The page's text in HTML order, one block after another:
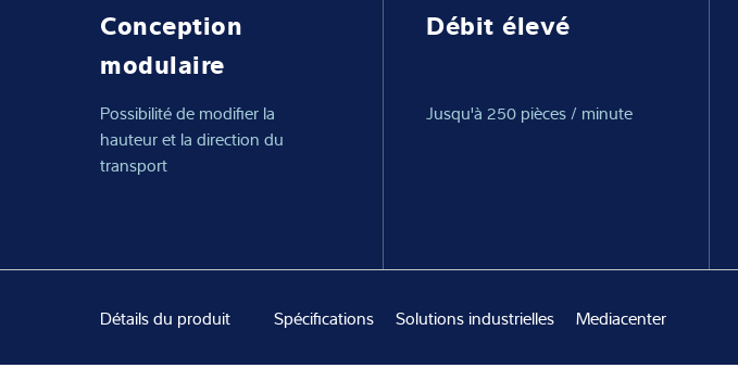
Actualités
Conception
modulaire
Possibilité de modifier la
hauteur et la direction du
transport
Débit élevé
Jusqu'à 250 pièces / minute
Détails du produit Spécifications Solutions industrielles Mediacenter